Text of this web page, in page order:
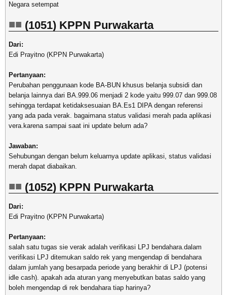
Negara setempat
(1051) KPPN Purwakarta
Dari:
Edi Prayitno (KPPN Purwakarta)
Pertanyaan:
Perubahan penggunaan kode BA-BUN khusus belanja subsidi dan
belanja lainnya dari BA.999.06 menjadi 2 kode yaitu 999.07 dan 999.08
sehingga terdapat ketidaksesuaian BA.Es1 DIPA dengan referensi
yang ada pada verak. bagaimana status validasi merah pada aplikasi
vera.karena sampai saat ini update belum ada?
Jawaban:
Sehubungan dengan belum keluarnya update aplikasi, status validasi
merah dapat diabaikan.
(1052) KPPN Purwakarta
Dari:
Edi Prayitno (KPPN Purwakarta)
Pertanyaan:
salah satu tugas sie verak adalah verifikasi LPJ bendahara.dalam
verifikasi LPJ ditemukan saldo rek yang mengendap di bendahara
dalam jumlah yang besarpada periode yang berakhir di LPJ (potensi
idle cash). apakah ada aturan yang menyebutkan batas saldo yang
boleh mengendap di rek bendahara tiap harinya?